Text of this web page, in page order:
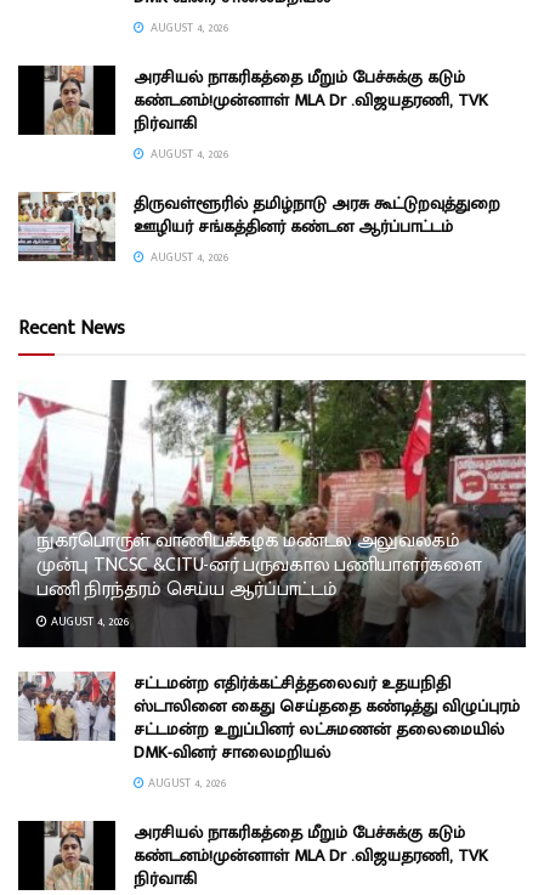
AUGUST 4, 2026
அரசியல் நாகரிகத்தை மீறும் பேச்சுக்கு கடும்
கண்டனம்!முன்னாள் MLA Dr .விஜயதரணி, TVK
நிர்வாகி
AUGUST 4, 2026
திருவள்ளூரில் தமிழ்நாடு அரசு கூட்டுறவுத்துறை
ஊழியர் சங்கத்தினர் கண்டன ஆர்ப்பாட்டம்
AUGUST 4, 2026
Recent News
நுகர்பொருள் வாணிபக்கழக மண்டல அலுவலகம்
முன்பு TNCSC &CITU-னர் பருவகால பணியாளர்களை
பணி நிரந்தரம் செய்ய ஆர்ப்பாட்டம்
AUGUST 4, 2026
சட்டமன்ற எதிர்க்கட்சித்தலைவர் உதயநிதி
ஸ்டாலினை கைது செய்ததை கண்டித்து விழுப்புரம்
சட்டமன்ற உறுப்பினர் லட்சுமணன் தலைமையில்
DMK-வினர் சாலைமறியல்
AUGUST 4, 2026
அரசியல் நாகரிகத்தை மீறும் பேச்சுக்கு கடும்
கண்டனம்!முன்னாள் MLA Dr .விஜயதரணி, TVK
நிர்வாகி